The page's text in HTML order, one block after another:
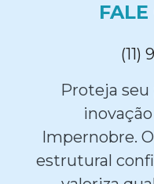
FALE
(11)
Proteja
Impernobre.
estrutural